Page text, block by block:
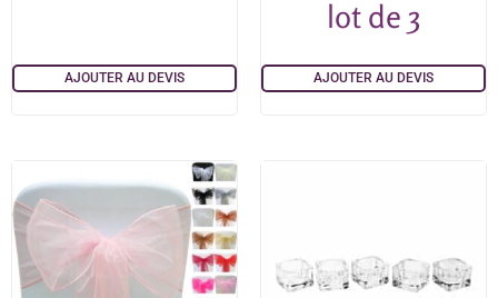
AJOUTER AU DEVIS
lot de 3
AJOUTER AU DEVIS